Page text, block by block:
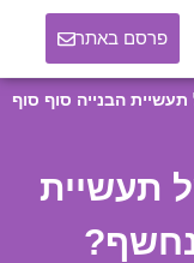
פרסם באתר
הבנייה סוף סוף
תעשיית
נחשף?